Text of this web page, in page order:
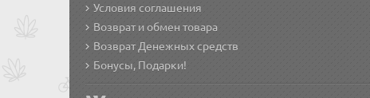
Условия соглашения
Возврат и обмен товара
Возврат Денежных средств
Бонусы, Подарки!